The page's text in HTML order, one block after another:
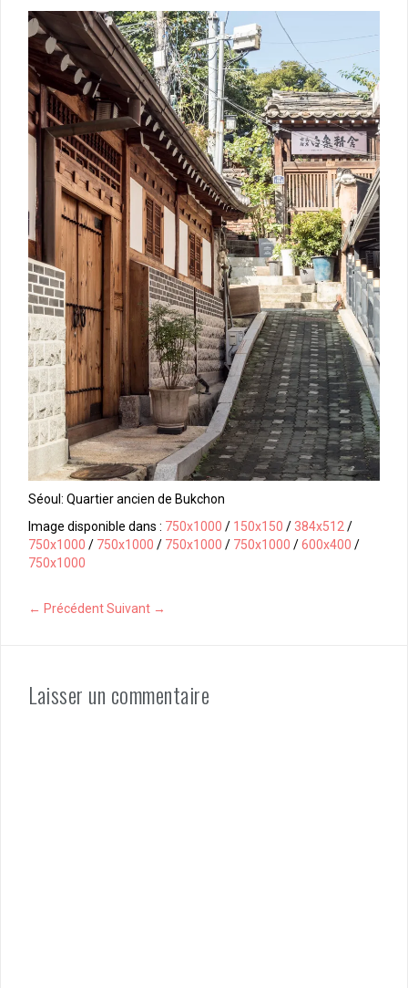
Séoul: Quartier ancien de Bukchon
Image disponible dans : 750x1000 / 150x150 / 384x512 /
750x1000 / 750x1000 / 750x1000 / 750x1000 /600x400 /
750x1000
← PrécédentSuivant →
Laisser un commentaire